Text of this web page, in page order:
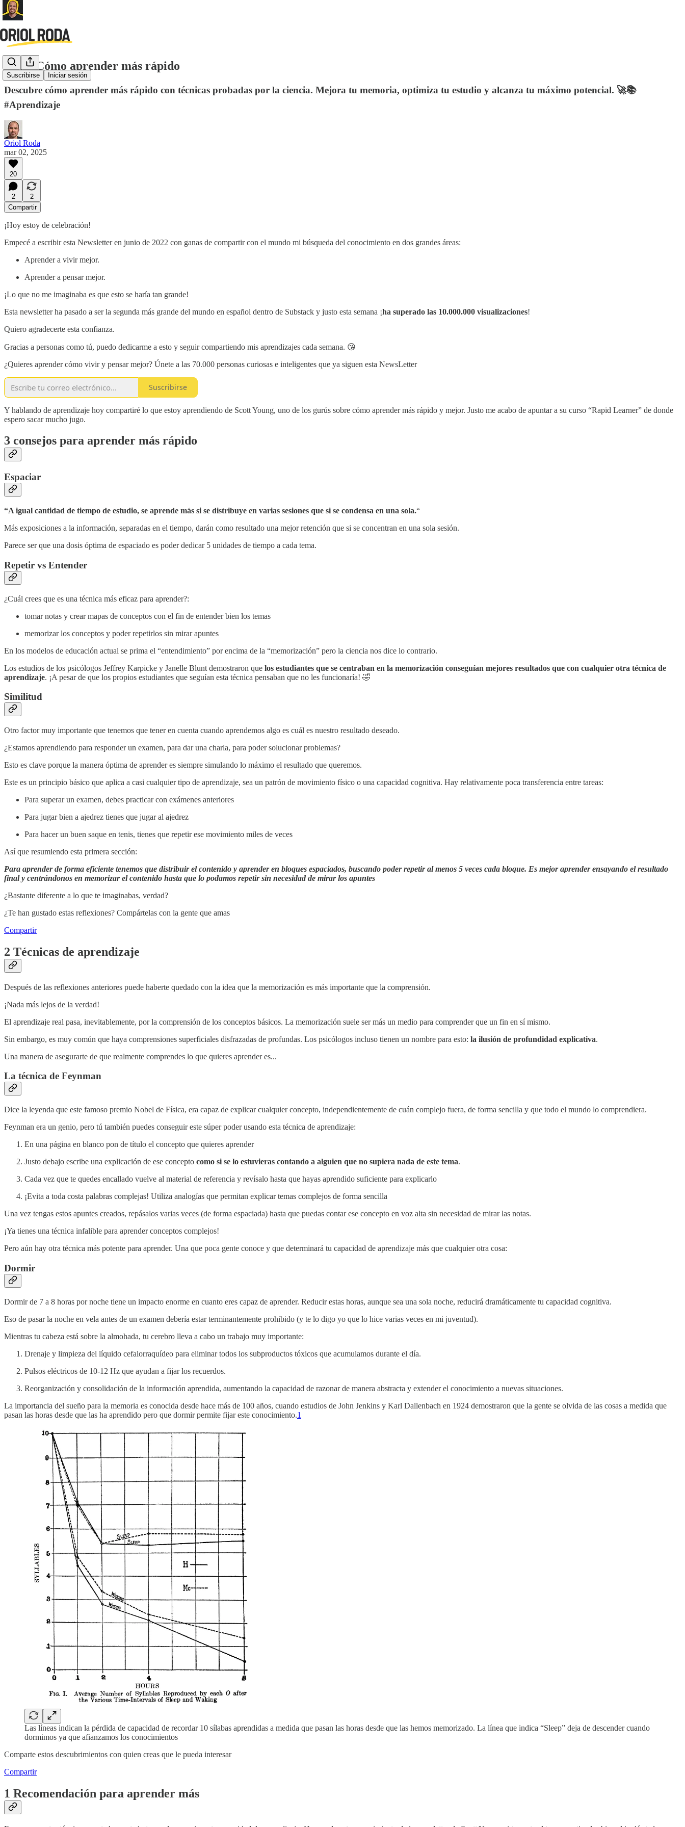
Suscribirse Iniciar sesión
3,2,1: Cómo aprender más rápido
Descubre cómo aprender más rápido con técnicas probadas por la ciencia. Mejora tu memoria, optimiza tu estudio y alcanza tu máximo potencial. 🚀📚
#Aprendizaje
Oriol Roda
mar 02, 2025
20
2
2
Compartir
¡Hoy estoy de celebración!
Empecé a escribir esta Newsletter en junio de 2022 con ganas de compartir con el mundo mi búsqueda del conocimiento en dos grandes áreas:
Aprender a vivir mejor.
Aprender a pensar mejor.
¡Lo que no me imaginaba es que esto se haría tan grande!
Esta newsletter ha pasado a ser la segunda más grande del mundo en español dentro de Substack y justo esta semana ¡ha superado las 10.000.000 visualizaciones!
Quiero agradecerte esta confianza.
Gracias a personas como tú, puedo dedicarme a esto y seguir compartiendo mis aprendizajes cada semana. 😘
¿Quieres aprender cómo vivir y pensar mejor? Únete a las 70.000 personas curiosas e inteligentes que ya siguen esta NewsLetter
Suscribirse
Y hablando de aprendizaje hoy compartiré lo que estoy aprendiendo de Scott Young, uno de los gurús sobre cómo aprender más rápido y mejor. Justo me acabo de apuntar a su curso “Rapid Learner” de donde
espero sacar mucho jugo.
3 consejos para aprender más rápido
Espaciar
“A igual cantidad de tiempo de estudio, se aprende más si se distribuye en varias sesiones que si se condensa en una sola.“
Más exposiciones a la información, separadas en el tiempo, darán como resultado una mejor retención que si se concentran en una sola sesión.
Parece ser que una dosis óptima de espaciado es poder dedicar 5 unidades de tiempo a cada tema.
Repetir vs Entender
¿Cuál crees que es una técnica más eficaz para aprender?:
tomar notas y crear mapas de conceptos con el fin de entender bien los temas
memorizar los conceptos y poder repetirlos sin mirar apuntes
En los modelos de educación actual se prima el “entendimiento” por encima de la “memorización” pero la ciencia nos dice lo contrario.
Los estudios de los psicólogos Jeffrey Karpicke y Janelle Blunt demostraron que los estudiantes que se centraban en la memorización conseguían mejores resultados que con cualquier otra técnica de
aprendizaje. ¡A pesar de que los propios estudiantes que seguían esta técnica pensaban que no les funcionaría! 🤣
Similitud
Otro factor muy importante que tenemos que tener en cuenta cuando aprendemos algo es cuál es nuestro resultado deseado.
¿Estamos aprendiendo para responder un examen, para dar una charla, para poder solucionar problemas?
Esto es clave porque la manera óptima de aprender es siempre simulando lo máximo el resultado que queremos.
Este es un principio básico que aplica a casi cualquier tipo de aprendizaje, sea un patrón de movimiento físico o una capacidad cognitiva. Hay relativamente poca transferencia entre tareas:
Para superar un examen, debes practicar con exámenes anteriores
Para jugar bien a ajedrez tienes que jugar al ajedrez
Para hacer un buen saque en tenis, tienes que repetir ese movimiento miles de veces
Así que resumiendo esta primera sección:
Para aprender de forma eficiente tenemos que distribuir el contenido y aprender en bloques espaciados, buscando poder repetir al menos 5 veces cada bloque. Es mejor aprender ensayando el resultado
final y centrándonos en memorizar el contenido hasta que lo podamos repetir sin necesidad de mirar los apuntes
¿Bastante diferente a lo que te imaginabas, verdad?
¿Te han gustado estas reflexiones? Compártelas con la gente que amas
Compartir
2 Técnicas de aprendizaje
Después de las reflexiones anteriores puede haberte quedado con la idea que la memorización es más importante que la comprensión.
¡Nada más lejos de la verdad!
El aprendizaje real pasa, inevitablemente, por la comprensión de los conceptos básicos. La memorización suele ser más un medio para comprender que un fin en sí mismo.
Sin embargo, es muy común que haya comprensiones superficiales disfrazadas de profundas. Los psicólogos incluso tienen un nombre para esto: la ilusión de profundidad explicativa.
Una manera de asegurarte de que realmente comprendes lo que quieres aprender es...
La técnica de Feynman
Dice la leyenda que este famoso premio Nobel de Física, era capaz de explicar cualquier concepto, independientemente de cuán complejo fuera, de forma sencilla y que todo el mundo lo comprendiera.
Feynman era un genio, pero tú también puedes conseguir este súper poder usando esta técnica de aprendizaje:
En una página en blanco pon de título el concepto que quieres aprender
Justo debajo escribe una explicación de ese concepto como si se lo estuvieras contando a alguien que no supiera nada de este tema.
Cada vez que te quedes encallado vuelve al material de referencia y revísalo hasta que hayas aprendido suficiente para explicarlo
¡Evita a toda costa palabras complejas! Utiliza analogías que permitan explicar temas complejos de forma sencilla
Una vez tengas estos apuntes creados, repásalos varias veces (de forma espaciada) hasta que puedas contar ese concepto en voz alta sin necesidad de mirar las notas.
¡Ya tienes una técnica infalible para aprender conceptos complejos!
Pero aún hay otra técnica más potente para aprender. Una que poca gente conoce y que determinará tu capacidad de aprendizaje más que cualquier otra cosa:
Dormir
Dormir de 7 a 8 horas por noche tiene un impacto enorme en cuanto eres capaz de aprender. Reducir estas horas, aunque sea una sola noche, reducirá dramáticamente tu capacidad cognitiva.
Eso de pasar la noche en vela antes de un examen debería estar terminantemente prohibido (y te lo digo yo que lo hice varias veces en mi juventud).
Mientras tu cabeza está sobre la almohada, tu cerebro lleva a cabo un trabajo muy importante:
Drenaje y limpieza del líquido cefalorraquídeo para eliminar todos los subproductos tóxicos que acumulamos durante el día.
Pulsos eléctricos de 10-12 Hz que ayudan a fijar los recuerdos.
Reorganización y consolidación de la información aprendida, aumentando la capacidad de razonar de manera abstracta y extender el conocimiento a nuevas situaciones.
La importancia del sueño para la memoria es conocida desde hace más de 100 años, cuando estudios de John Jenkins y Karl Dallenbach en 1924 demostraron que la gente se olvida de las cosas a medida que
pasan las horas desde que las ha aprendido pero que dormir permite fijar este conocimiento.1
Las líneas indican la pérdida de capacidad de recordar 10 sílabas aprendidas a medida que pasan las horas desde que las hemos memorizado. La línea que indica “Sleep” deja de descender cuando
dormimos ya que afianzamos los conocimientos
Comparte estos descubrimientos con quien creas que le pueda interesar
Compartir
1 Recomendación para aprender más